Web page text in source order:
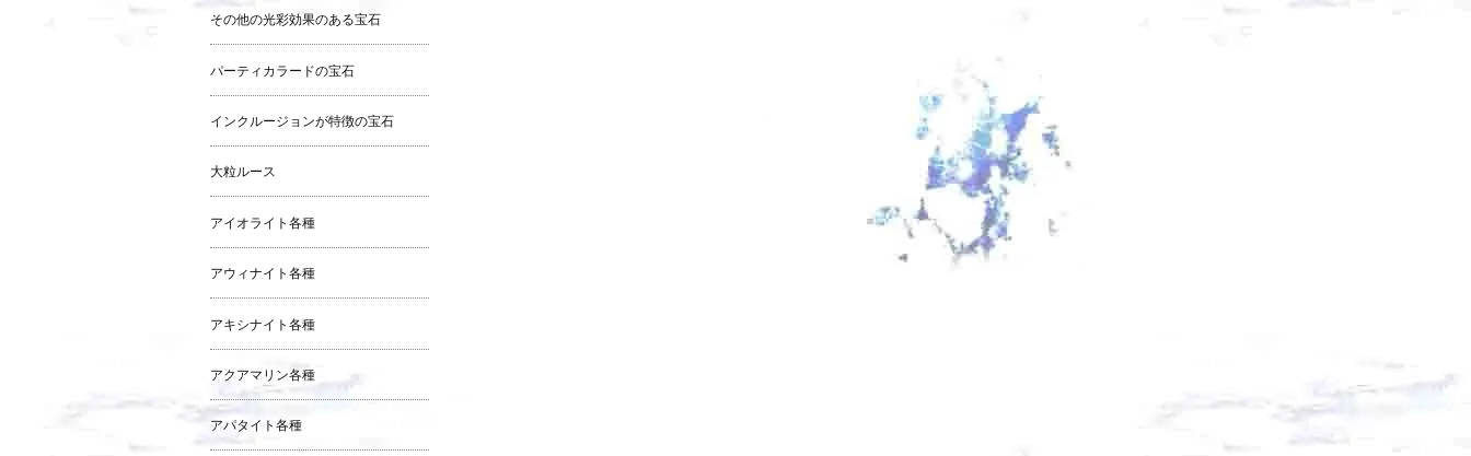
その他の光彩効果のある宝石
パーティカラードの宝石
インクルージョンが特徴の宝石
大粒ルース
アイオライト各種
アウィナイト各種
アキシナイト各種
アクアマリン各種
アパタイト各種